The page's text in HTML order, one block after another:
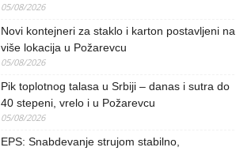
05/08/2026
Novi kontejneri za staklo i karton postavljeni na
više lokacija u Požarevcu
05/08/2026
Pik toplotnog talasa u Srbiji – danas i sutra do
40 stepeni, vrelo i u Požarevcu
05/08/2026
EPS: Snabdevanje strujom stabilno,